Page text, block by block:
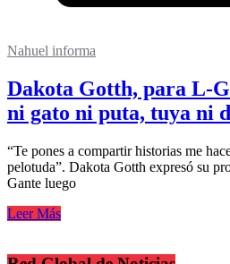
Nahuel informa
Dakota Gotth, para L-
ni gato ni puta, tuya ni
“Te pones a compartir historias me
pelotuda”. Dakota Gotth expresó su
Gante luego
Leer Más